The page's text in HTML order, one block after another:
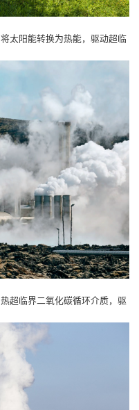
太阳能转换为热能，驱动超临
超临界二氧化碳循环介质，驱